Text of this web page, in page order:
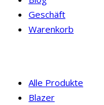
Geschäft
Warenkorb
Alle Produkte
Blazer